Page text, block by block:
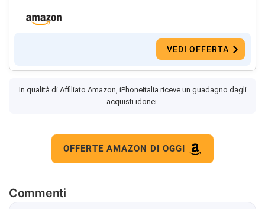
VEDI OFFERTA
In qualità di Affiliato Amazon, iPhoneItalia riceve un guadagno dagli
acquisti idonei.
OFFERTE AMAZON DI OGGI
Commenti